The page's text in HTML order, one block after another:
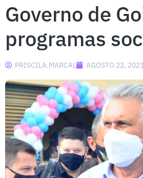
Governo de
programas
PRISCILA.MARCAL AGOSTO 22,